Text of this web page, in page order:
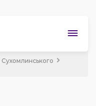
Сухомлинського